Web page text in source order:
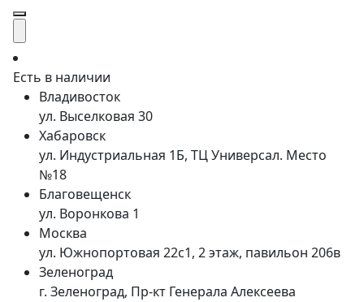
Есть в наличии
Владивосток
ул. Выселковая 30
Хабаровск
ул. Индустриальная 1Б, ТЦ Универсал. Место
№18
Благовещенск
ул. Воронкова 1
Москва
ул. Южнопортовая 22с1, 2 этаж, павильон 206в
Зеленоград
г. Зеленоград, Пр-кт Генерала Алексеева